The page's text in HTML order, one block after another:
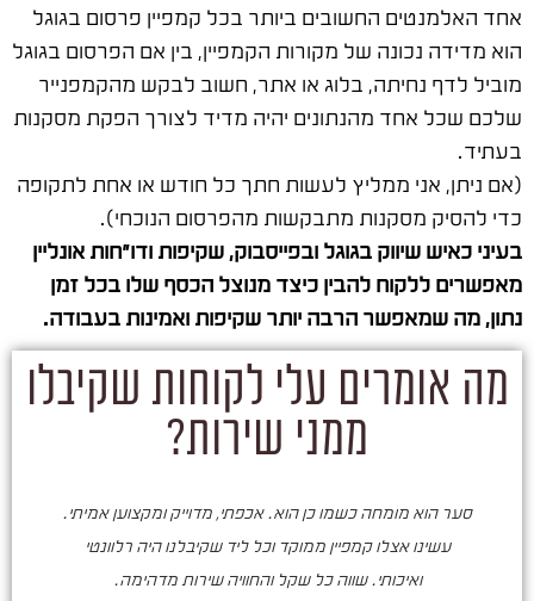
אחד האלמנטים החשובים ביותר בכל קמפיין פרסום בגוגל
הוא מדידה נכונה של מקורות הקמפיין, בין אם הפרסום בגוגל
מוביל לדף נחיתה, בלוג או אתר, חשוב לבקש מהקמפנייר
שלכם שכל אחד מהנתונים יהיה מדיד לצורך הפקת מסקנות
בעתיד.
(אם ניתן, אני ממליץ לעשות חתך כל חודש או אחת לתקופה
כדי להסיק מסקנות מתבקשות מהפרסום הנוכחי).
בעיני כאיש שיווק בגוגל ובפייסבוק, שקיפות ודו"חות אונליין
מאפשרים ללקוח להבין כיצד מנוצל הכסף שלו בכל זמן
נתון, מה שמאפשר הרבה יותר שקיפות ואמינות בעבודה.
מה אומרים עלי לקוחות שקיבלו
ממני שירות?
סער הוא מומחה כשמו כן הוא. אכפתי, מדוייק ומקצוען אמיתי.
עשינו אצלו קמפיין ממוקד וכל ליד שקיבלנו היה רלוונטי
ואיכותי. שווה כל שקל והחוויה שירות מדהימה.